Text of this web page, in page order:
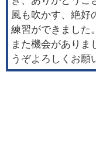
風も吹かす、絶好
練習ができました
また機会がありま
うぞよろしくお願